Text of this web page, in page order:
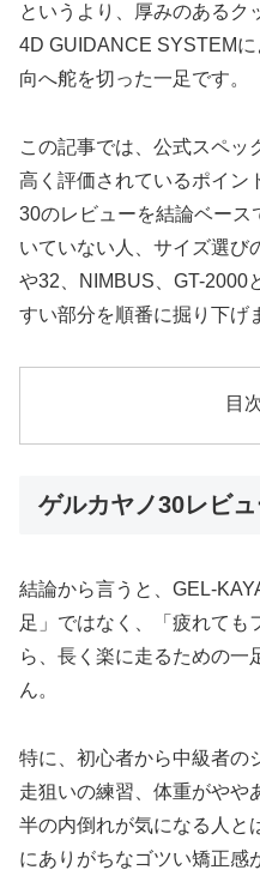
というより、厚みのあるク
4D GUIDANCE SYSTEM
向へ舵を切った一足です。
この記事では、公式スペッ
高く評価されているポイン
30のレビューを結論ベース
いていない人、サイズ選び
や32、NIMBUS、GT-2000
すい部分を順番に掘り下げ
目
ゲルカヤノ30レビ
結論から言うと、GEL-
足」ではなく、「疲れても
ら、長く楽に走るための一
ん。
特に、初心者から中級者の
走狙いの練習、体重がやや
半の内倒れが気になる人と
にありがちなゴツい矯正感